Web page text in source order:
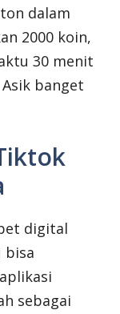
dalam
2000 koin,
30 menit
banget
digital
bisa
sebagai